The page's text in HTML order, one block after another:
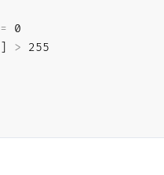
= 0
> 255